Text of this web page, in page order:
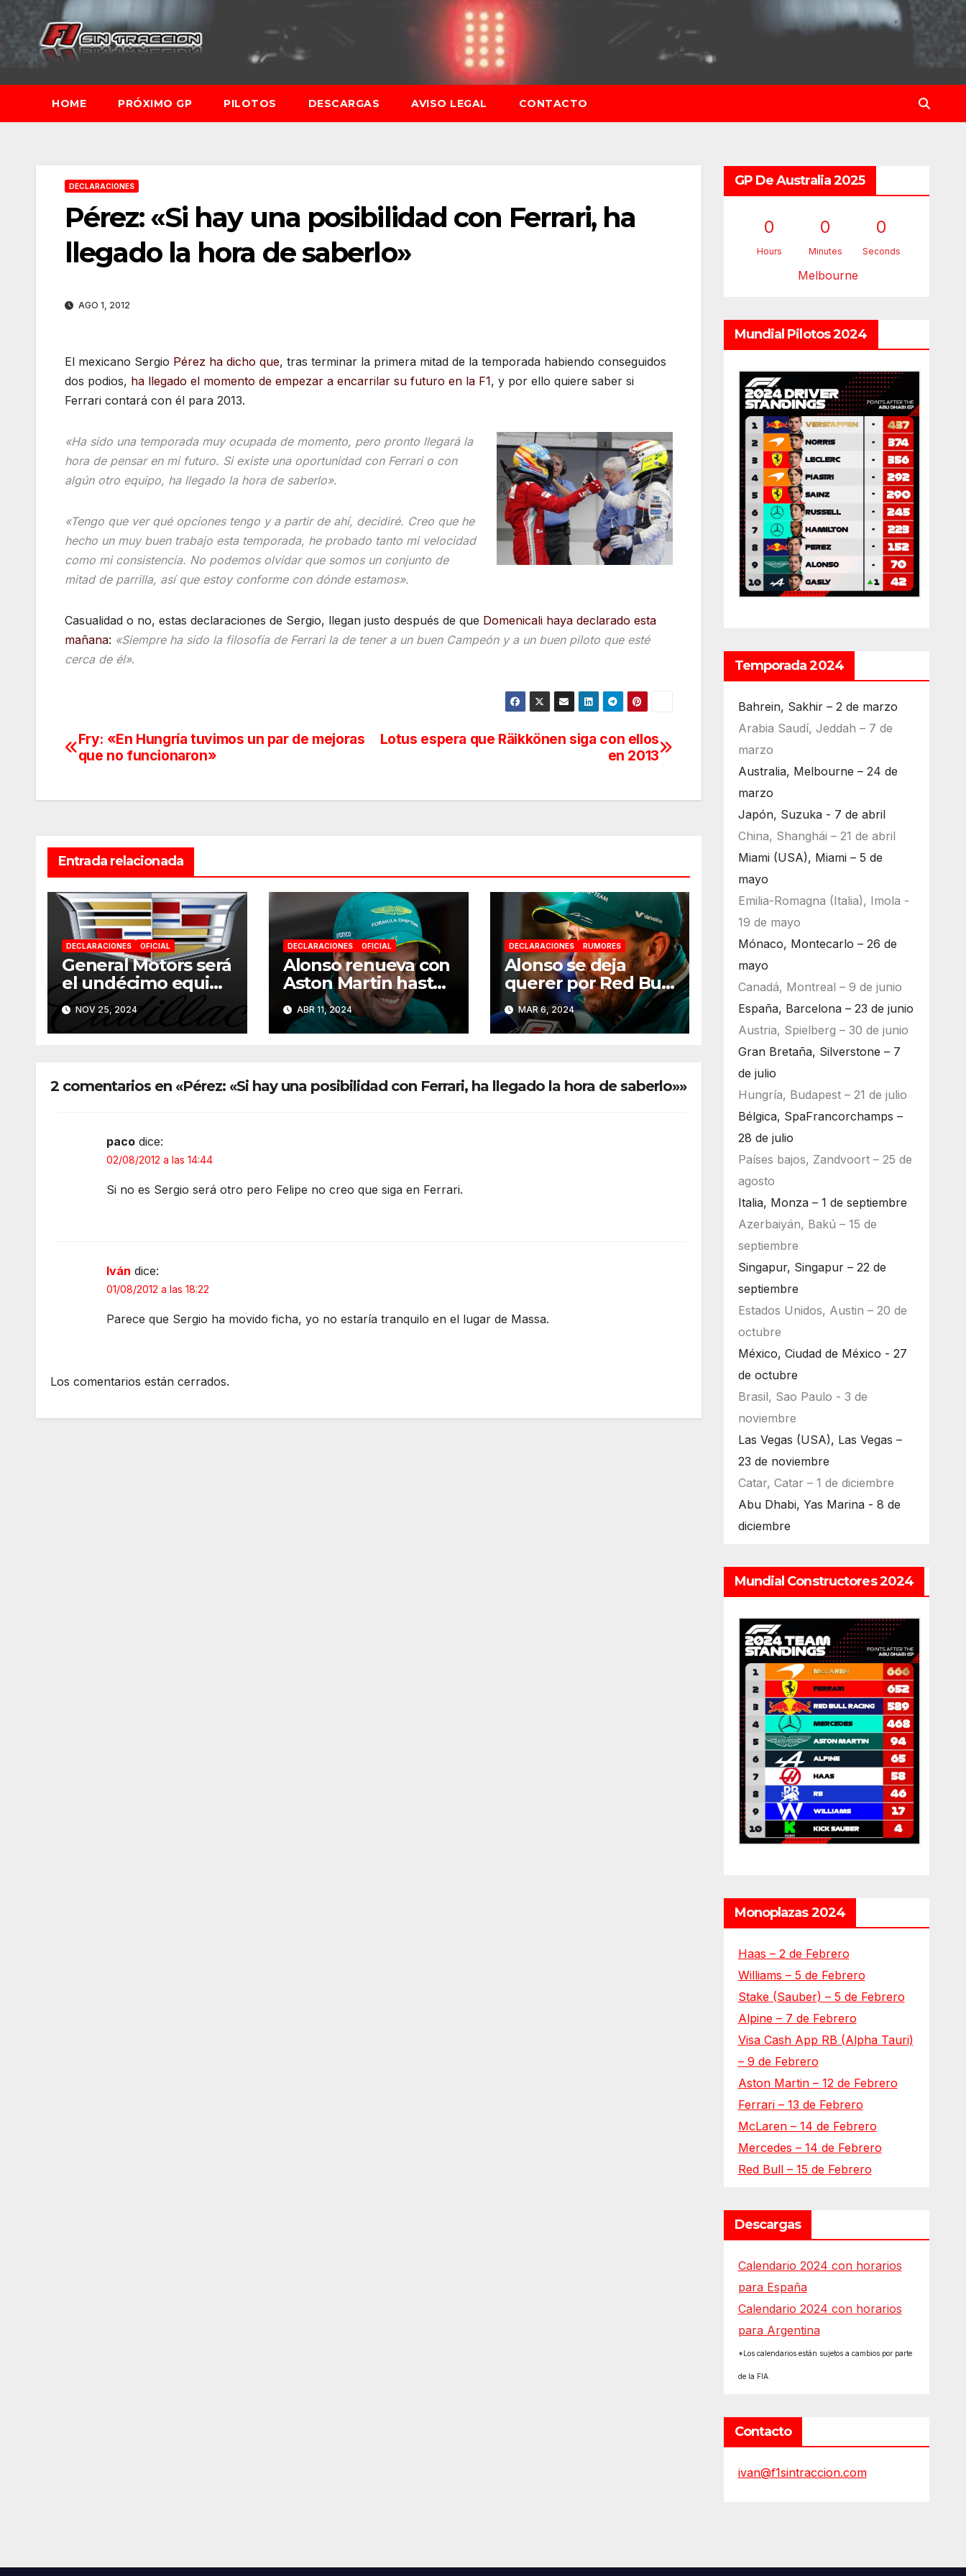
Saltar
contenido
HOME PRÓXIMO GP PILOTOS DESCARGAS AVISO LEGAL CONTACTO
DECLARACIONES
Pérez: «Si hay una posibilidad con Ferrari, ha
llegado la hora de saberlo»
AGO 1, 2012
El mexicano Sergio Pérez ha dicho que, tras terminar la primera mitad de la temporada habiendo conseguidos
dos podios, ha llegado el momento de empezar a encarrilar su futuro en la F1, y por ello quiere saber si
Ferrari contará con él para 2013.
«Ha sido una temporada muy ocupada de momento, pero pronto llegará la
hora de pensar en mi futuro. Si existe una oportunidad con Ferrari o con
algún otro equipo, ha llegado la hora de saberlo».
«Tengo que ver qué opciones tengo y a partir de ahí, decidiré. Creo que he
hecho un muy buen trabajo esta temporada, he probado tanto mi velocidad
como mi consistencia. No podemos olvidar que somos un conjunto de
mitad de parrilla, así que estoy conforme con dónde estamos».
Casualidad o no, estas declaraciones de Sergio, llegan justo después de que Domenicali haya declarado esta
mañana: «Siempre ha sido la filosofía de Ferrari la de tener a un buen Campeón y a un buen piloto que esté
cerca de él».
Navegación
entradas
Lotus espera que Räikkönen siga con ellos
en 2013
Fry: «En Hungría tuvimos un par de mejoras
que no funcionaron»
Entrada relacionada
DECLARACIONES OFICIAL
General Motors será
el undécimo equipo
de F1 a partir de
2026
NOV 25, 2024
DECLARACIONES OFICIAL
Alonso renueva con
Aston Martin hasta
2026
ABR 11, 2024
DECLARACIONES RUMORES
Alonso se deja
querer por Red Bull
y Mercedes de cara
a 2025
MAR 6, 2024
2 comentarios en «Pérez: «Si hay una posibilidad con Ferrari, ha llegado la hora de saberlo»»
paco dice:
02/08/2012 a las 14:44
Si no es Sergio será otro pero Felipe no creo que siga en Ferrari.
Iván dice:
01/08/2012 a las 18:22
Parece que Sergio ha movido ficha, yo no estaría tranquilo en el lugar de Massa.
Los comentarios están cerrados.
GP De Australia 2025
0
Hours
0
Minutes
0
Seconds
Melbourne
Mundial Pilotos 2024
Temporada 2024
Bahrein, Sakhir – 2 de marzo
Arabia Saudí, Jeddah – 7 de
marzo
Australia, Melbourne – 24 de
marzo
Japón, Suzuka - 7 de abril
China, Shanghái – 21 de abril
Miami (USA), Miami – 5 de
mayo
Emilia-Romagna (Italia), Imola -
19 de mayo
Mónaco, Montecarlo – 26 de
mayo
Canadá, Montreal – 9 de junio
España, Barcelona – 23 de junio
Austria, Spielberg – 30 de junio
Gran Bretaña, Silverstone – 7
de julio
Hungría, Budapest – 21 de julio
Bélgica, SpaFrancorchamps –
28 de julio
Países bajos, Zandvoort – 25 de
agosto
Italia, Monza – 1 de septiembre
Azerbaiyán, Bakú – 15 de
septiembre
Singapur, Singapur – 22 de
septiembre
Estados Unidos, Austin – 20 de
octubre
México, Ciudad de México - 27
de octubre
Brasil, Sao Paulo - 3 de
noviembre
Las Vegas (USA), Las Vegas –
23 de noviembre
Catar, Catar – 1 de diciembre
Abu Dhabi, Yas Marina - 8 de
diciembre
Mundial Constructores 2024
Monoplazas 2024
Haas – 2 de Febrero
Williams – 5 de Febrero
Stake (Sauber) – 5 de Febrero
Alpine – 7 de Febrero
Visa Cash App RB (Alpha Tauri)
– 9 de Febrero
Aston Martin – 12 de Febrero
Ferrari – 13 de Febrero
McLaren – 14 de Febrero
Mercedes – 14 de Febrero
Red Bull – 15 de Febrero
Descargas
Calendario 2024 con horarios
para España
Calendario 2024 con horarios
para Argentina
*Los calendarios están sujetos a cambios por parte
de la FIA.
Contacto
ivan@f1sintraccion.com